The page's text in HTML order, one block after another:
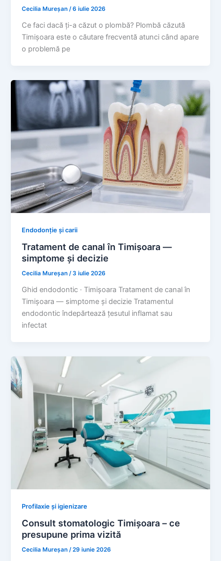
Cecilia Mureșan /6 iulie 2026
Ce faci dacă ți-a căzut o plombă? Plombă căzută
Timișoara este o căutare frecventă atunci când apare
o problemă pe
Endodonție și carii
Tratament de canal în Timișoara —
simptome și decizie
Cecilia Mureșan /3 iulie 2026
Ghid endodontic · Timișoara Tratament de canal în
Timișoara — simptome și decizie Tratamentul
endodontic îndepărtează țesutul inflamat sau
infectat
Profilaxie și igienizare
Consult stomatologic Timișoara – ce
presupune prima vizită
Cecilia Mureșan /29 iunie 2026